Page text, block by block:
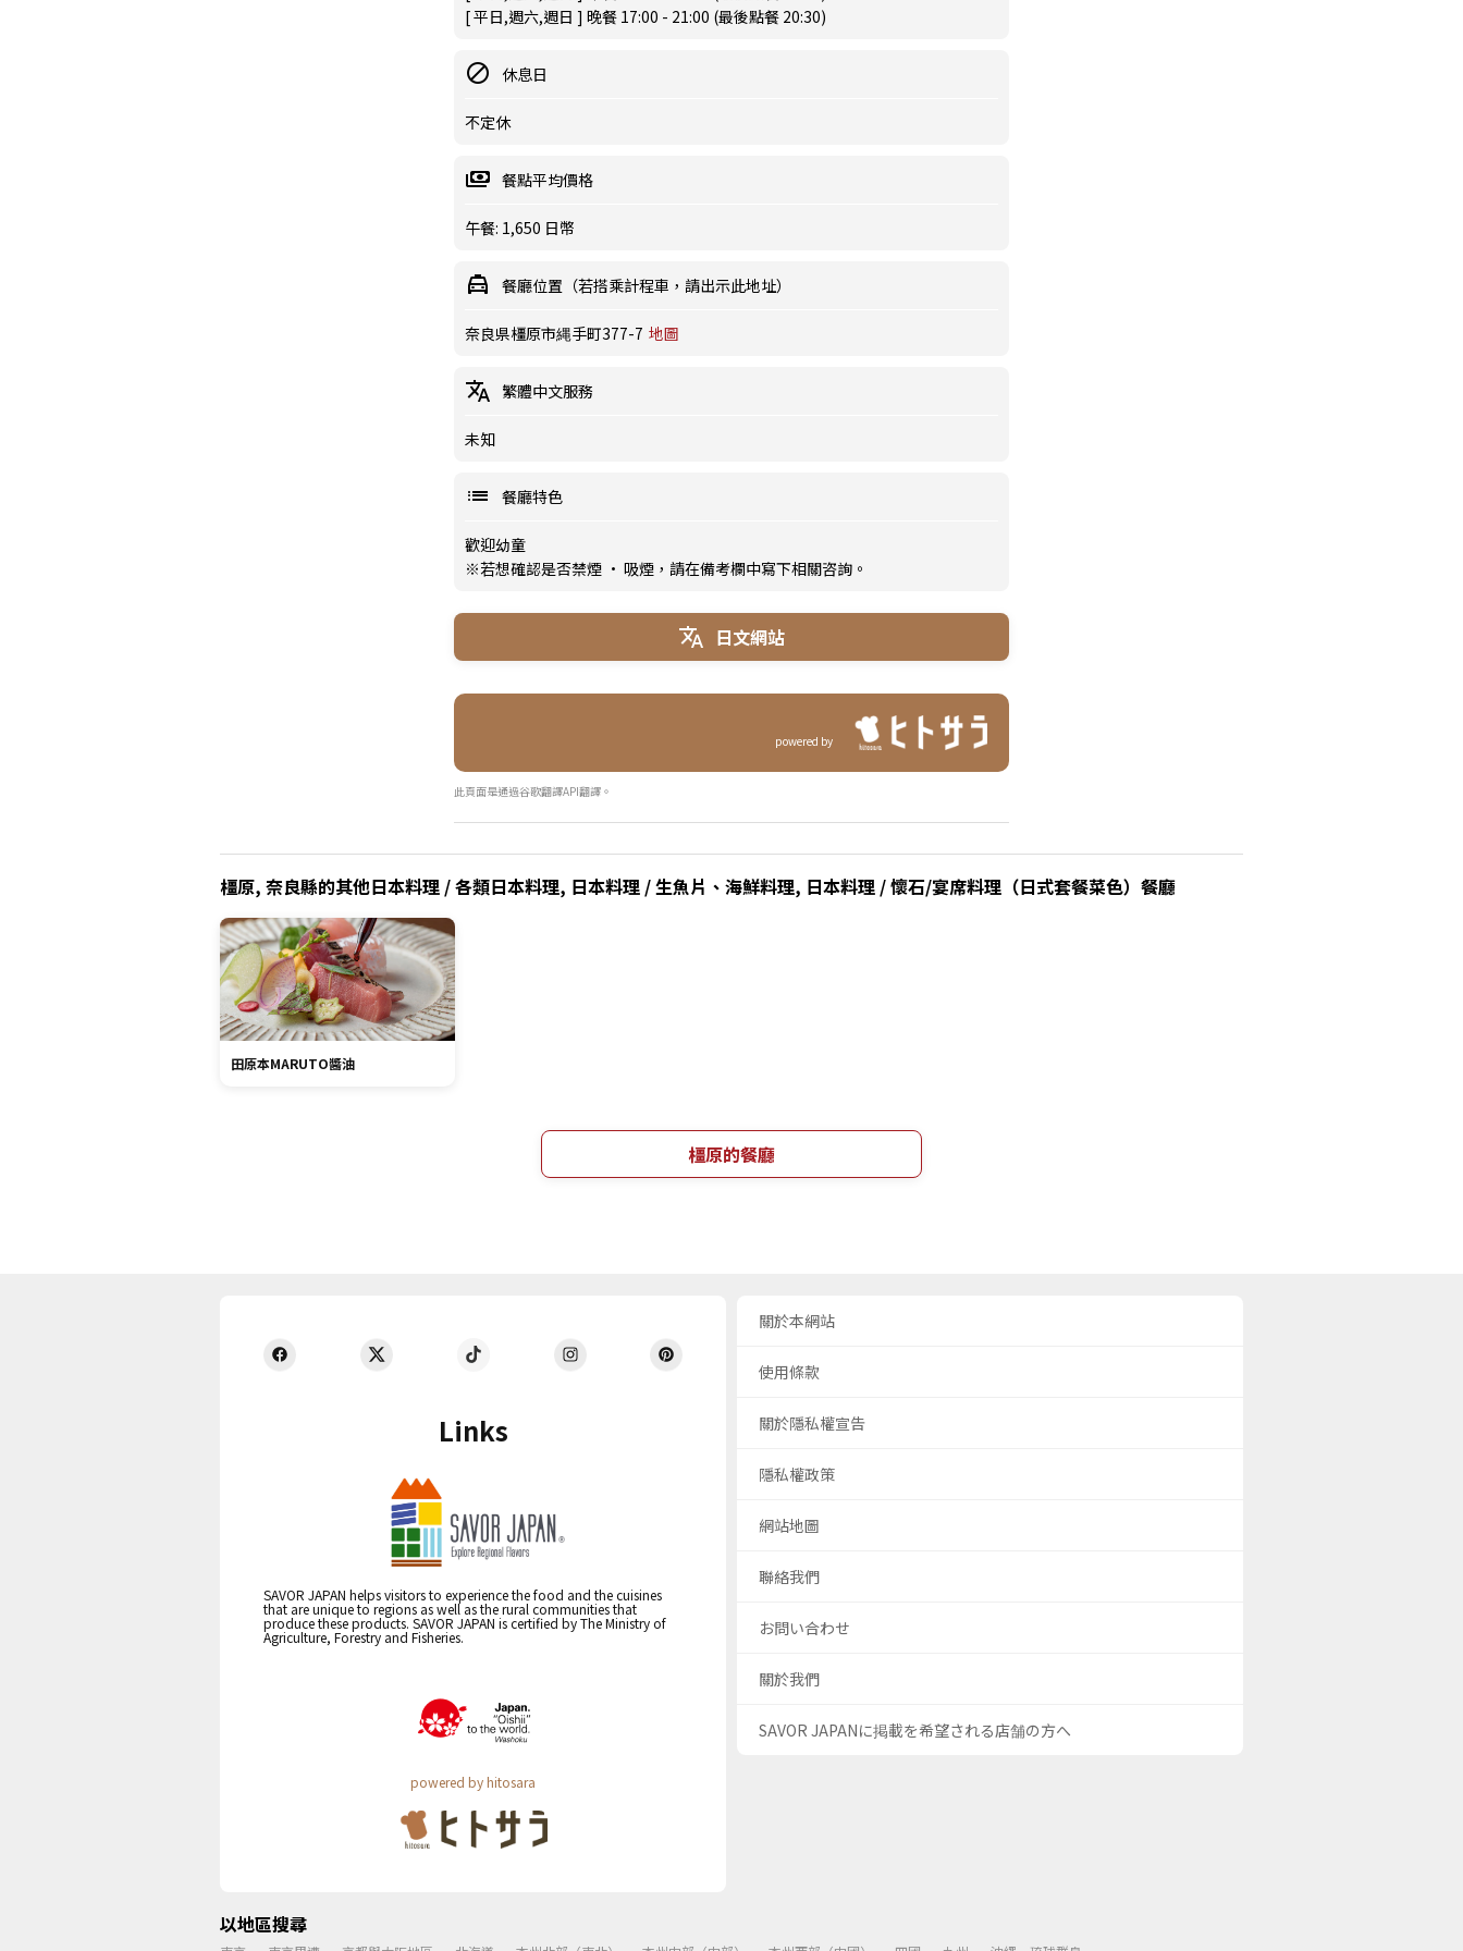
[ 平日,週六,週日 ] 晚餐 17:00 - 21:00 (最後點餐 20:30)
休息日
不定休
餐點平均價格
午餐: 1,650 日幣
餐廳位置（若搭乘計程車，請出示此地址）
奈良県橿原市縄手町377-7 地圖
繁體中文服務
未知
餐廳特色
歡迎幼童
※若想確認是否禁煙 · 吸煙，請在備考欄中寫下相關咨詢。
日文網站
powered by
此頁面是通過谷歌翻譯API翻譯。
橿原, 奈良縣的其他日本料理 / 各類日本料理, 日本料理 / 生魚片、海鮮料理, 日本料理 / 懷石/宴席料理（日式套餐菜色）餐廳
田原本MARUTO醬油
橿原的餐廳
Links
SAVOR JAPAN helps visitors to experience the food and the cuisines
that are unique to regions as well as the rural communities that
produce these products. SAVOR JAPAN is certified by The Ministry of
Agriculture, Forestry and Fisheries.
powered by hitosara
關於本網站
使用條款
關於隱私權宣告
隱私權政策
網站地圖
聯絡我們
お問い合わせ
關於我們
SAVOR JAPANに掲載を希望される店舗の方へ
以地區搜尋